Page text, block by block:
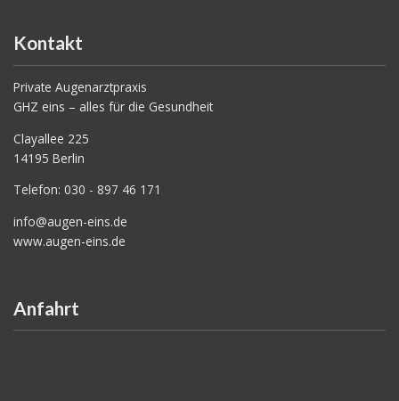
Kontakt
Private Augenarztpraxis
GHZ eins – alles für die Gesundheit
Clayallee 225
14195 Berlin
Telefon: 030 - 897 46 171
info@augen-eins.de
www.augen-eins.de
Anfahrt